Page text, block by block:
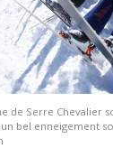
de Serre Chevalier
bel enneigement